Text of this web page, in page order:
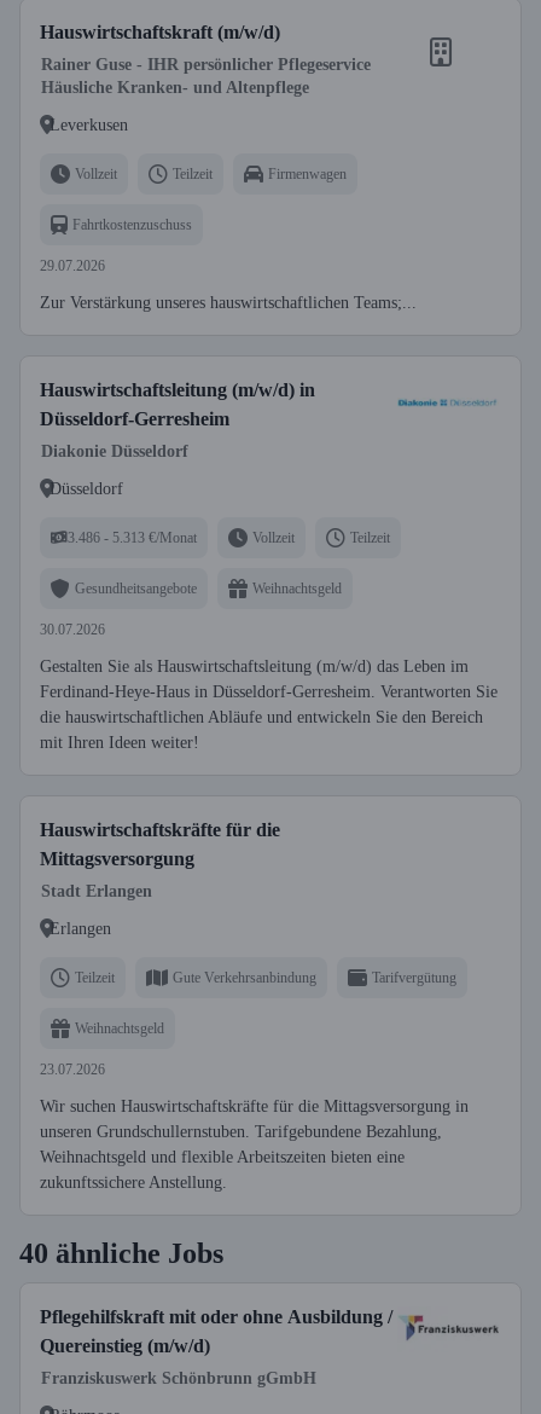
Hauswirtschaftskraft (m/w/d)
Rainer Guse - IHR persönlicher Pflegeservice
Häusliche Kranken- und Altenpflege
Leverkusen
Vollzeit Teilzeit Firmenwagen
Fahrtkostenzuschuss
29.07.2026
Zur Verstärkung unseres hauswirtschaftlichen Teams;...
Hauswirtschaftsleitung (m/w/d) in
Düsseldorf-Gerresheim
Diakonie Düsseldorf
Düsseldorf
3.486 - 5.313 €/Monat Vollzeit Teilzeit
Gesundheitsangebote Weihnachtsgeld
30.07.2026
Gestalten Sie als Hauswirtschaftsleitung (m/w/d) das Leben im
Ferdinand-Heye-Haus in Düsseldorf-Gerresheim. Verantworten Sie
die hauswirtschaftlichen Abläufe und entwickeln Sie den Bereich
mit Ihren Ideen weiter!
Hauswirtschaftskräfte für die
Mittagsversorgung
Stadt Erlangen
Erlangen
Teilzeit Gute Verkehrsanbindung Tarifvergütung
Weihnachtsgeld
23.07.2026
Wir suchen Hauswirtschaftskräfte für die Mittagsversorgung in
unseren Grundschullernstuben. Tarifgebundene Bezahlung,
Weihnachtsgeld und flexible Arbeitszeiten bieten eine
zukunftssichere Anstellung.
40 ähnliche Jobs
Pflegehilfskraft mit oder ohne Ausbildung /
Quereinstieg (m/w/d)
Franziskuswerk Schönbrunn gGmbH